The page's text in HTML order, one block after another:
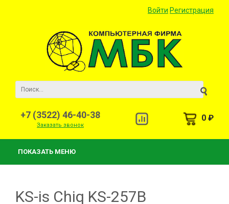
Войти Регистрация
+7 (3522) 46-40-38
Заказать звонок
0 ₽
ПОКАЗАТЬ МЕНЮ
KS-is Chiq KS-257B